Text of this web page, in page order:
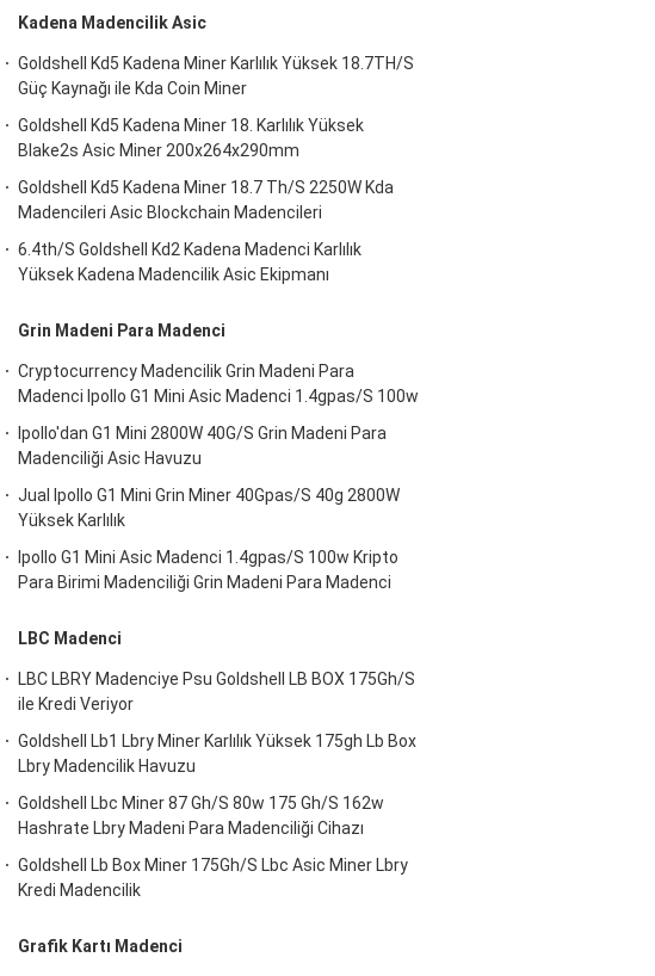
Kadena Madencilik Asic
Goldshell Kd5 Kadena Miner Karlılık Yüksek 18.7TH/S
Güç Kaynağı ile Kda Coin Miner
Goldshell Kd5 Kadena Miner 18. Karlılık Yüksek
Blake2s Asic Miner 200x264x290mm
Goldshell Kd5 Kadena Miner 18.7 Th/S 2250W Kda
Madencileri Asic Blockchain Madencileri
6.4th/S Goldshell Kd2 Kadena Madenci Karlılık
Yüksek Kadena Madencilik Asic Ekipmanı
Grin Madeni Para Madenci
Cryptocurrency Madencilik Grin Madeni Para
Madenci Ipollo G1 Mini Asic Madenci 1.4gpas/S 100w
Ipollo'dan G1 Mini 2800W 40G/S Grin Madeni Para
Madenciliği Asic Havuzu
Jual Ipollo G1 Mini Grin Miner 40Gpas/S 40g 2800W
Yüksek Karlılık
Ipollo G1 Mini Asic Madenci 1.4gpas/S 100w Kripto
Para Birimi Madenciliği Grin Madeni Para Madenci
LBC Madenci
LBC LBRY Madenciye Psu Goldshell LB BOX 175Gh/S
ile Kredi Veriyor
Goldshell Lb1 Lbry Miner Karlılık Yüksek 175gh Lb Box
Lbry Madencilik Havuzu
Goldshell Lbc Miner 87 Gh/S 80w 175 Gh/S 162w
Hashrate Lbry Madeni Para Madenciliği Cihazı
Goldshell Lb Box Miner 175Gh/S Lbc Asic Miner Lbry
Kredi Madencilik
Grafik Kartı Madenci